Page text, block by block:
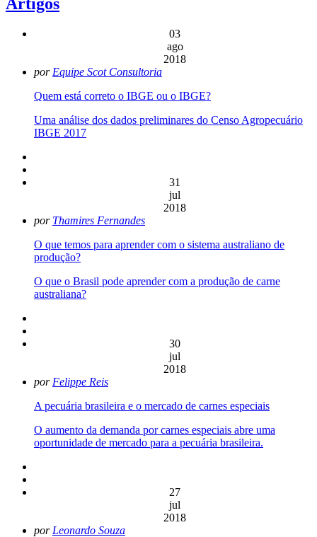
03
ago
2018
por Equipe Scot Consultoria
Quem está correto o IBGE ou o IBGE?
Uma análise dos dados preliminares do Censo Agropecuário
IBGE 2017
31
jul
2018
por Thamires Fernandes
O que temos para aprender com o sistema australiano de
produção?
O que o Brasil pode aprender com a produção de carne
australiana?
30
jul
2018
por Felippe Reis
A pecuária brasileira e o mercado de carnes especiais
O aumento da demanda por carnes especiais abre uma
oportunidade de mercado para a pecuária brasileira.
27
jul
2018
por Leonardo Souza